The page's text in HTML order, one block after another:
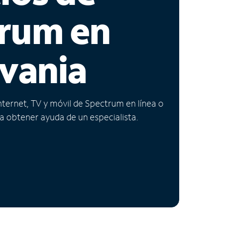
en
TV y móvil de Spectrum en línea o
obtener ayuda de un especialista.